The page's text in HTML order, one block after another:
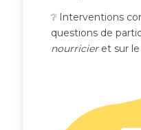
❔ Interventions
questions de
nourricieret sur le